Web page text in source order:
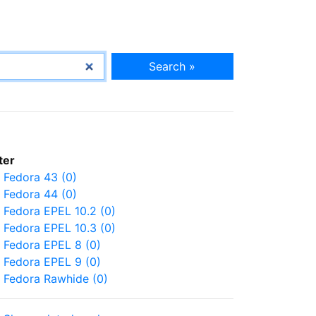
Search »
Fedora 43 (0)
Fedora 44 (0)
Fedora EPEL 10.2 (0)
Fedora EPEL 10.3 (0)
Fedora EPEL 8 (0)
Fedora EPEL 9 (0)
Fedora Rawhide (0)